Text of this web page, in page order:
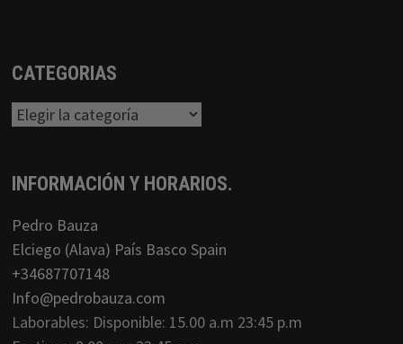
CATEGORIAS
Categorias
INFORMACIÓN Y HORARIOS.
Pedro Bauza
Elciego (Alava) País Basco Spain
+34687707148
Info@pedrobauza.com
Laborables: Disponible: 15.00 a.m 23:45 p.m